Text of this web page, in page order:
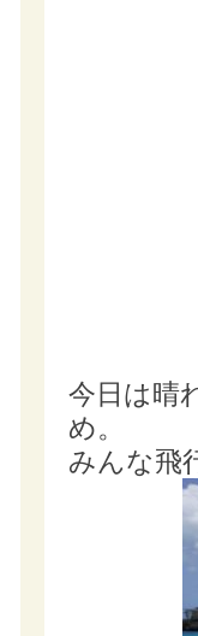
今日は晴
め。
みんな飛